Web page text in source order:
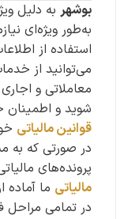
بوشهر به دلیل
به‌طور ویژه‌ای
استفاده از
می‌توانید از
معاملاتی و
شوید و
قوانین مالیاتی
در صورتی که به
پرونده‌های
مالیاتی ما
در تمامی مراحل